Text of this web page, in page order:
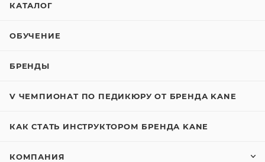
КАТАЛОГ
ОБУЧЕНИЕ
БРЕНДЫ
V ЧЕМПИОНАТ ПО ПЕДИКЮРУ ОТ БРЕНДА KANE
КАК СТАТЬ ИНСТРУКТОРОМ БРЕНДА KANE
КОМПАНИЯ